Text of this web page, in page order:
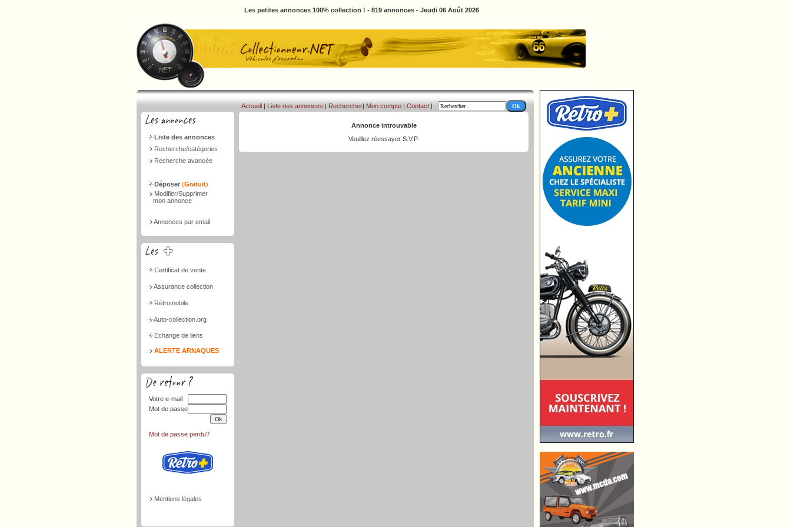
Les petites annonces 100% collection ! - 819 annonces - Jeudi 06 Août 2026
Liste des annonces
Recherche/catégories
Recherche avancée
Déposer (Gratuit)
Modifier/Supprimer
mon annonce
Annonces par email
Certificat de vente
Assurance collection
Rétromobile
Auto-collection.org
Echange de liens
ALERTE ARNAQUES
Votre e-mail
Mot de passe
Mot de passe perdu?
Mentions légales
Accueil | Liste des annonces | Rechercher| Mon compte | Contact |
Annonce introuvable
Veuillez réessayer S.V.P.